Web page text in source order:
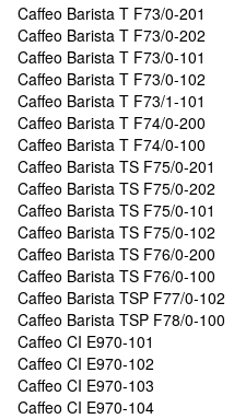
Caffeo Barista T F73/0-201
Caffeo Barista T F73/0-202
Caffeo Barista T F73/0-101
Caffeo Barista T F73/0-102
Caffeo Barista T F73/1-101
Caffeo Barista T F74/0-200
Caffeo Barista T F74/0-100
Caffeo Barista TS F75/0-201
Caffeo Barista TS F75/0-202
Caffeo Barista TS F75/0-101
Caffeo Barista TS F75/0-102
Caffeo Barista TS F76/0-200
Caffeo Barista TS F76/0-100
Caffeo Barista TSP F77/0-102
Caffeo Barista TSP F78/0-100
Caffeo CI E970-101
Caffeo CI E970-102
Caffeo CI E970-103
Caffeo CI E970-104